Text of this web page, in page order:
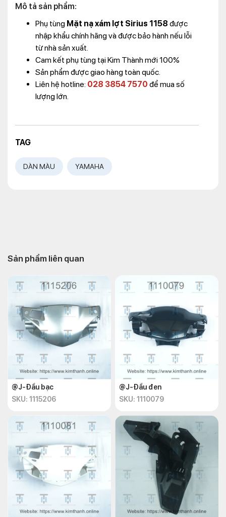
Mô tả sản phẩm:
Phụ tùng Mặt nạ xám lợt Sirius 1158 được
nhập khẩu chính hãng và được bảo hành nếu lỗi
từ nhà sản xuất.
Cam kết phụ tùng tại Kim Thành mới 100%
Sản phẩm được giao hàng toàn quốc.
Liên hệ hotline: 028 3854 7570 để mua số
lượng lớn.
TAG
DÀN MÀU YAMAHA
Sản phẩm liên quan
@J-Đầu bạc
SKU: 1115206
@J-Đầu đen
SKU: 1110079